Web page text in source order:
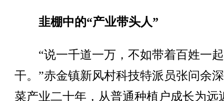
韭棚中的“产业带头人”
“说一千道一万，不如带着百姓一起
干。”赤金镇新风村科技特派员张问余
菜产业二十年，从普通种植户成长为远